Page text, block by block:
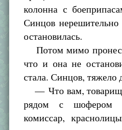
колонна с
Синцов
остановилась.
Потом мимо
что и она не
стала. Синцов,
— Что вам, товарищ
рядом с шофером
комиссар,